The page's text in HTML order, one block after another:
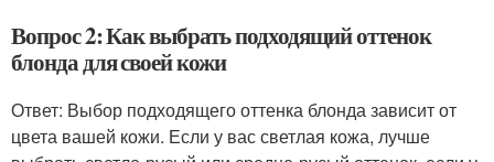
Вопрос 2: Как выбрать подходящий оттенок
блонда для своей кожи
Ответ: Выбор подходящего оттенка блонда зависит от
цвета вашей кожи. Если у вас светлая кожа, лучше